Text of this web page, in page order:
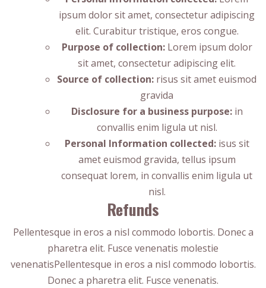
ipsum dolor sit amet, consectetur adipiscing
elit. Curabitur tristique, eros congue.
Purpose of collection: Lorem ipsum dolor
sit amet, consectetur adipiscing elit.
Source of collection: risus sit amet euismod
gravida
Disclosure for a business purpose: in
convallis enim ligula ut nisl.
Personal Information collected: isus sit
amet euismod gravida, tellus ipsum
consequat lorem, in convallis enim ligula ut
nisl.
Refunds
Pellentesque in eros a nisl commodo lobortis. Donec a
pharetra elit. Fusce venenatis molestie
venenatisPellentesque in eros a nisl commodo lobortis.
Donec a pharetra elit. Fusce venenatis.